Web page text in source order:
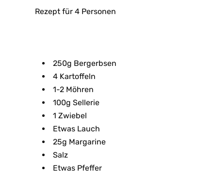
Rezept für 4 Personen
250g Bergerbsen
4 Kartoffeln
1-2 Möhren
100g Sellerie
1 Zwiebel
Etwas Lauch
25g Margarine
Salz
Etwas Pfeffer